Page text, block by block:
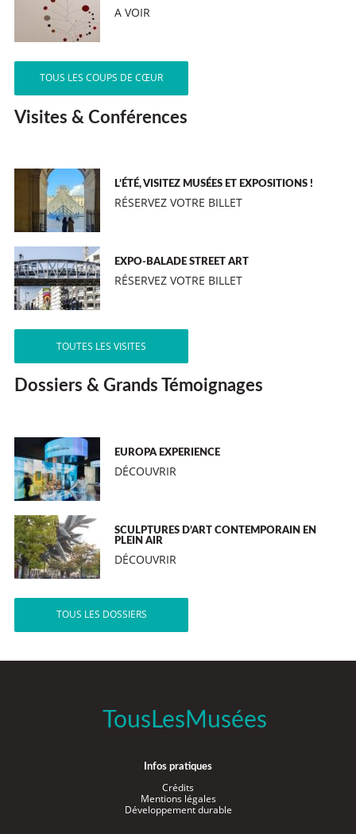
A VOIR
TOUS LES COUPS DE CŒUR
Visites & Conférences
L’ÉTÉ, VISITEZ MUSÉES ET EXPOSITIONS !
RÉSERVEZ VOTRE BILLET
EXPO-BALADE STREET ART
RÉSERVEZ VOTRE BILLET
TOUTES LES VISITES
Dossiers & Grands Témoignages
EUROPA EXPERIENCE
DÉCOUVRIR
SCULPTURES D’ART CONTEMPORAIN EN
PLEIN AIR
DÉCOUVRIR
TOUS LES DOSSIERS
TousLesMusées
Infos pratiques
Crédits
Mentions légales
Développement durable